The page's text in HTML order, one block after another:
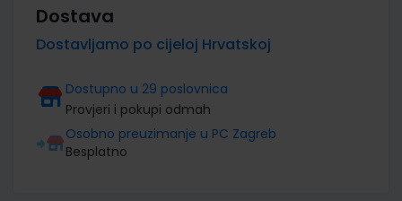
Dostava
Dostavljamo po cijeloj Hrvatskoj
Dostupno u 29 poslovnica
Provjeri i pokupi odmah
Osobno preuzimanje u PC Zagreb
Besplatno